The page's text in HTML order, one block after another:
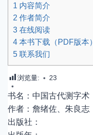
1 内容简介
2 作者简介
3 在线阅读
4 本书下载（PDF版本）
5 联系我们
浏览量: 23
书名：中国古代测字术
作者：詹绪佐、朱良志
出版社：